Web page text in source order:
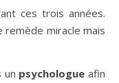
ces trois années.
remède miracle mais
un psychologue afin